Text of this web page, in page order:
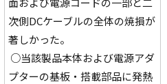
次側DCケーブルの全体の焼損が
著しかった。
プターの基板・搭載部品に発熱